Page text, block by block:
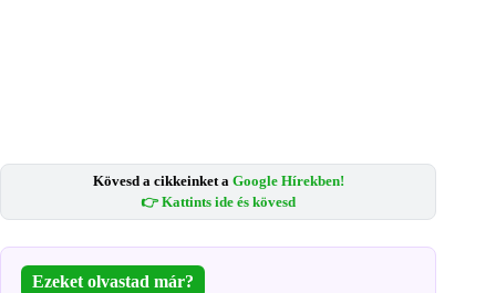
Kövesd a cikkeinket a Google Hírekben!
👉 Kattints ide és kövesd
Ezeket olvastad már?